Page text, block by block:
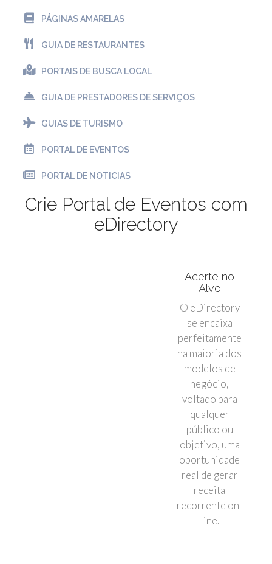
PÁGINAS AMARELAS
GUIA DE RESTAURANTES
PORTAIS DE BUSCA LOCAL
GUIA DE PRESTADORES DE SERVIÇOS
GUIAS DE TURISMO
PORTAL DE EVENTOS
PORTAL DE NOTICIAS
Crie Portal de Eventos com
eDirectory
Acerte no
Alvo
O eDirectory
se encaixa
perfeitamente
na maioria dos
modelos de
negócio,
voltado para
qualquer
público ou
objetivo, uma
oportunidade
real de gerar
receita
recorrente on-
line.